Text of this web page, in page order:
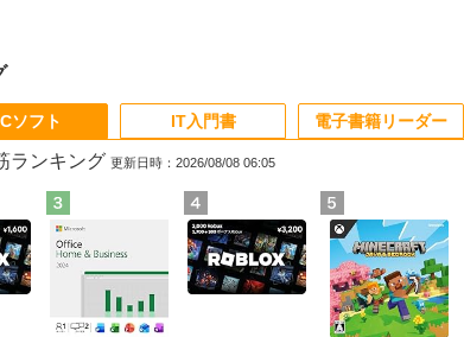
ソフト
ランキング 更新日時：2026/08/08 06:05
IT入門書 電子書籍リーダー